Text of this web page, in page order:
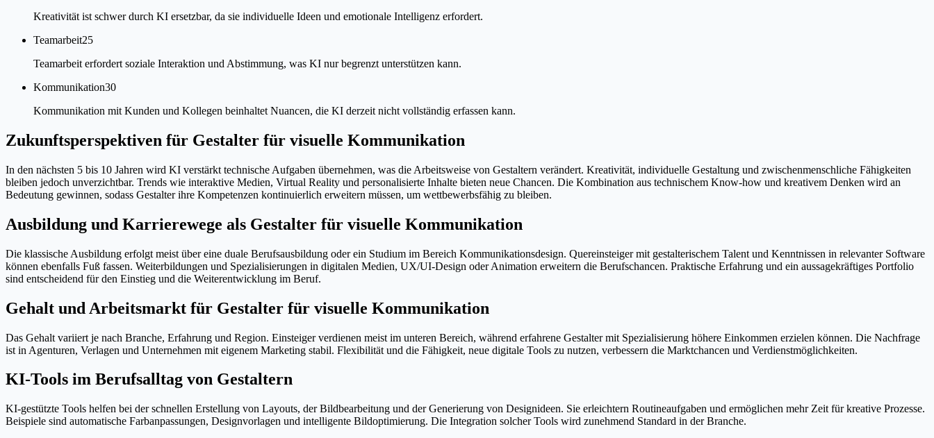
Kreativität ist schwer durch KI ersetzbar, da sie individuelle Ideen und emotionale Intelligenz erfordert.
Teamarbeit25
Teamarbeit erfordert soziale Interaktion und Abstimmung, was KI nur begrenzt unterstützen kann.
Kommunikation30
Kommunikation mit Kunden und Kollegen beinhaltet Nuancen, die KI derzeit nicht vollständig erfassen kann.
Zukunftsperspektiven für Gestalter für visuelle Kommunikation
In den nächsten 5 bis 10 Jahren wird KI verstärkt technische Aufgaben übernehmen, was die Arbeitsweise von Gestaltern verändert. Kreativität, individuelle Gestaltung und zwischenmenschliche Fähigkeiten
bleiben jedoch unverzichtbar. Trends wie interaktive Medien, Virtual Reality und personalisierte Inhalte bieten neue Chancen. Die Kombination aus technischem Know-how und kreativem Denken wird an
Bedeutung gewinnen, sodass Gestalter ihre Kompetenzen kontinuierlich erweitern müssen, um wettbewerbsfähig zu bleiben.
Ausbildung und Karrierewege als Gestalter für visuelle Kommunikation
Die klassische Ausbildung erfolgt meist über eine duale Berufsausbildung oder ein Studium im Bereich Kommunikationsdesign. Quereinsteiger mit gestalterischem Talent und Kenntnissen in relevanter Software
können ebenfalls Fuß fassen. Weiterbildungen und Spezialisierungen in digitalen Medien, UX/UI-Design oder Animation erweitern die Berufschancen. Praktische Erfahrung und ein aussagekräftiges Portfolio
sind entscheidend für den Einstieg und die Weiterentwicklung im Beruf.
Gehalt und Arbeitsmarkt für Gestalter für visuelle Kommunikation
Das Gehalt variiert je nach Branche, Erfahrung und Region. Einsteiger verdienen meist im unteren Bereich, während erfahrene Gestalter mit Spezialisierung höhere Einkommen erzielen können. Die Nachfrage
ist in Agenturen, Verlagen und Unternehmen mit eigenem Marketing stabil. Flexibilität und die Fähigkeit, neue digitale Tools zu nutzen, verbessern die Marktchancen und Verdienstmöglichkeiten.
KI-Tools im Berufsalltag von Gestaltern
KI-gestützte Tools helfen bei der schnellen Erstellung von Layouts, der Bildbearbeitung und der Generierung von Designideen. Sie erleichtern Routineaufgaben und ermöglichen mehr Zeit für kreative Prozesse.
Beispiele sind automatische Farbanpassungen, Designvorlagen und intelligente Bildoptimierung. Die Integration solcher Tools wird zunehmend Standard in der Branche.